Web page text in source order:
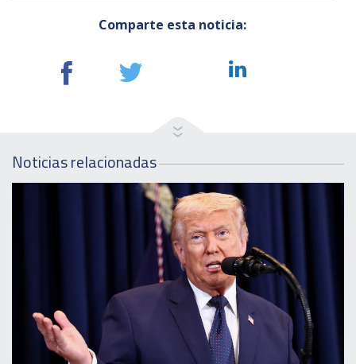
Comparte esta noticia:
Noticias relacionadas